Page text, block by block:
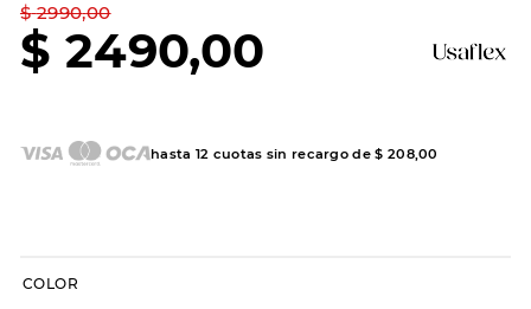
$ 2990,00
$ 2490,00
hasta 12 cuotas sin recargo de$ 208,00
COLOR